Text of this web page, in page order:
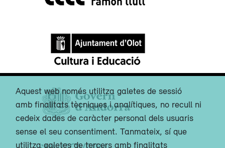
Aquest web només utilitza galetes de sessió
amb finalitats tècniques i analítiques, no recull ni
cedeix dades de caràcter personal dels usuaris
sense el seu consentiment. Tanmateix, sí que
utilitza galetes de tercers amb finalitats